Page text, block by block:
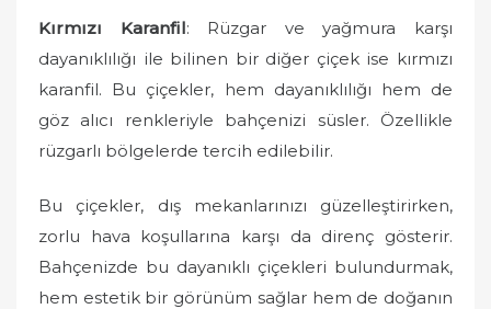
Kırmızı Karanfil: Rüzgar ve yağmura karşı
dayanıklılığı ile bilinen bir diğer çiçek ise kırmızı
karanfil. Bu çiçekler, hem dayanıklılığı hem de
göz alıcı renkleriyle bahçenizi süsler. Özellikle
rüzgarlı bölgelerde tercih edilebilir.
Bu çiçekler, dış mekanlarınızı güzelleştirirken,
zorlu hava koşullarına karşı da direnç gösterir.
Bahçenizde bu dayanıklı çiçekleri bulundurmak,
hem estetik bir görünüm sağlar hem de doğanın